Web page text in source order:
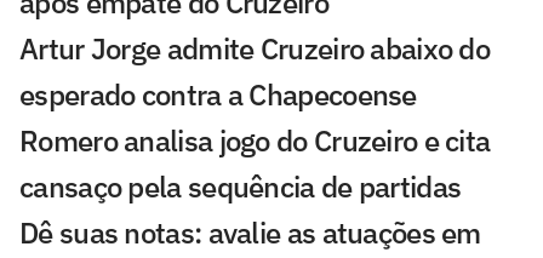
Artur Jorge admite Cruzeiro abaixo do
esperado contra a Chapecoense
Romero analisa jogo do Cruzeiro e cita
cansaço pela sequência de partidas
Dê suas notas: avalie as atuações em